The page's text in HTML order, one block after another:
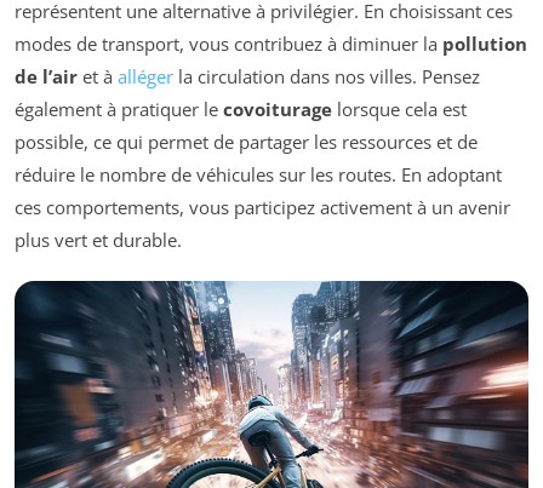
représentent une alternative à privilégier. En choisissant ces
modes de transport, vous contribuez à diminuer la pollution
de l’air et à alléger la circulation dans nos villes. Pensez
également à pratiquer le covoiturage lorsque cela est
possible, ce qui permet de partager les ressources et de
réduire le nombre de véhicules sur les routes. En adoptant
ces comportements, vous participez activement à un avenir
plus vert et durable.